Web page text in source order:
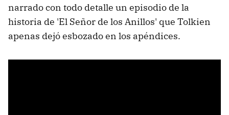
narrado con todo detalle un episodio de la
historia de 'El Señor de los Anillos' que Tolkien
apenas dejó esbozado en los apéndices.